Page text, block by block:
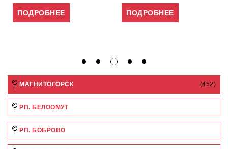
ПОДРОБНЕЕ ПОДРОБНЕЕ
МАГНИТОГОРСК (452)
РП. БЕЛООМУТ
РП. БОБРОВО